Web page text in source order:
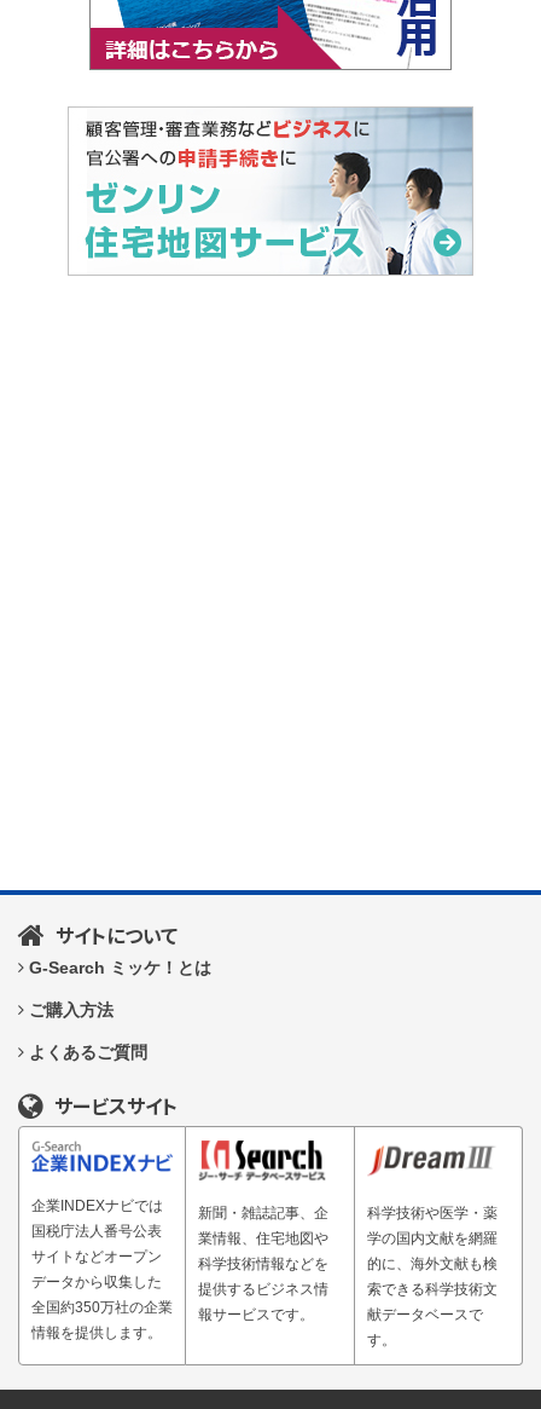
サイトについて
G-Search ミッケ！とは
ご購入方法
よくあるご質問
サービスサイト
企業INDEXナビでは
国税庁法人番号公表
サイトなどオープン
データから収集した
全国約350万社の企業
情報を提供します。
新聞・雑誌記事、企
業情報、住宅地図や
科学技術情報などを
提供するビジネス情
報サービスです。
科学技術や医学・薬
学の国内文献を網羅
的に、海外文献も検
索できる科学技術文
献データベースで
す。